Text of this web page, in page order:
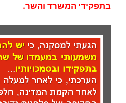
בתפקידי המשרד והשר.